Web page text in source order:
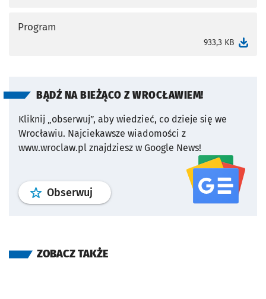
Program
933,3 KB
BĄDŹ NA BIEŻĄCO Z WROCŁAWIEM!
Kliknij „obserwuj”, aby wiedzieć, co dzieje się we
Wrocławiu. Najciekawsze wiadomości z
www.wroclaw.pl znajdziesz w Google News!
Obserwuj profil serwisu
ZOBACZ TAKŻE